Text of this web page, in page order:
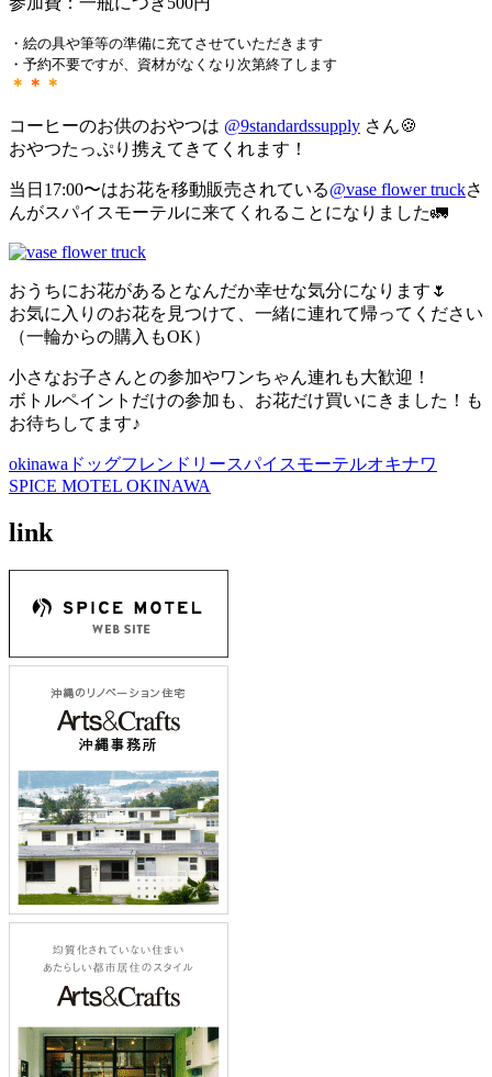
・絵の具や筆等の準備に充てさせていただきます
・予約不要ですが、資材がなくなり次第終了します
＊ ＊ ＊
コーヒーのお供のおやつは @9standardssupply さん🍪
おやつたっぷり携えてきてくれます！
当日17:00〜はお花を移動販売されている@vase flower truckさ
んがスパイスモーテルに来てくれることになりました🚛
おうちにお花があるとなんだか幸せな気分になります🌷
お気に入りのお花を見つけて、一緒に連れて帰ってください
（一輪からの購入もOK）
小さなお子さんとの参加やワンちゃん連れも大歓迎！
ボトルペイントだけの参加も、お花だけ買いにきました！も
お待ちしてます♪
okinawa ドッグフレンドリースパイスモーテルオキナワ
SPICE MOTEL OKINAWA
link